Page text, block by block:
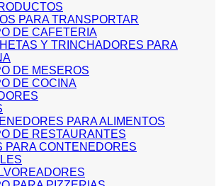
PARA TRANSPORTAR
DE CAFETERIA
Y TRINCHADORES PARA
DE MESEROS
DE COCINA
PARA ALIMENTOS
DE RESTAURANTES
PARA CONTENEDORES